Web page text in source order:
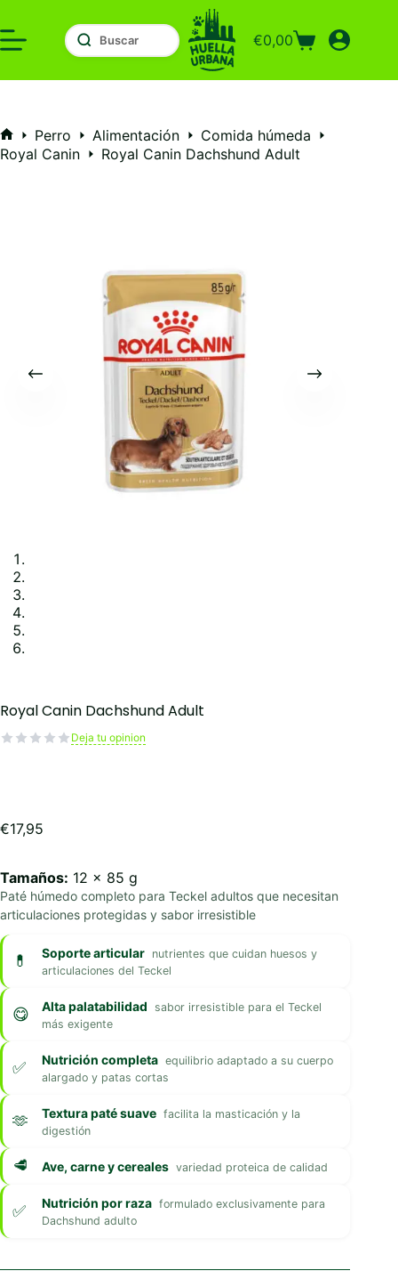
al
contenido
Carro
compra
€0,00
Inicio
Perro Alimentación
Comida húmeda
Royal Canin
Royal Canin Dachshund Adult
Royal Canin Dachshund Adult
Deja tu opinion
€17,95
Tamaños: 12 x 85 g
Paté húmedo completo para Teckel adultos que necesitan
articulaciones protegidas y sabor irresistible
Soporte articular nutrientes que cuidan huesos y
articulaciones del Teckel
Alta palatabilidad sabor irresistible para el Teckel
más exigente
Nutrición completa equilibrio adaptado a su cuerpo
alargado y patas cortas
Textura paté suave facilita la masticación y la
digestión
Ave, carne y cereales variedad proteica de calidad
Nutrición por raza formulado exclusivamente para
Dachshund adulto